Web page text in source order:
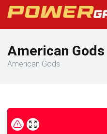
American Gods
American Gods